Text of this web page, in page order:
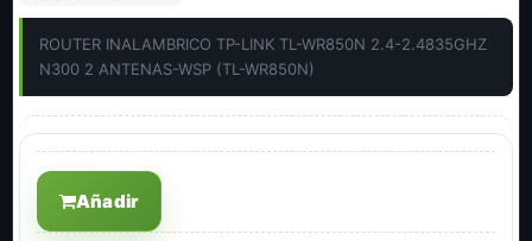
ROUTER INALAMBRICO TP-LINK TL-WR850N 2.4-2.4835GHZ
N300 2 ANTENAS-WSP (TL-WR850N)
Añadir